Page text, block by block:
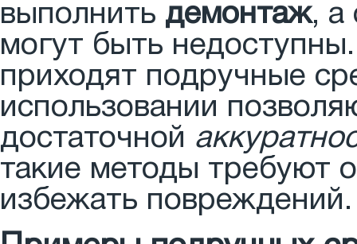
выполнить демонтаж, а
могут быть
приходят подручные
использовании
достаточной
такие методы требуют
избежать повреждений.